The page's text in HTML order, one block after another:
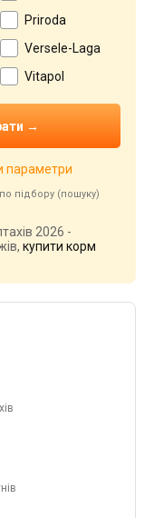
Priroda
Versele-Laga
Vitapol
параметри
підбору (пошуку)
2026 -
купити корм